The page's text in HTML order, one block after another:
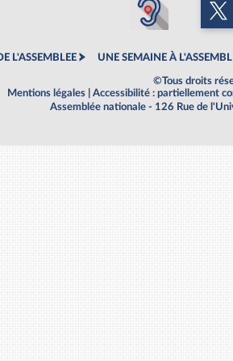
L'ASSEMBLEE UNE SEMAINE À
©Tous droits
Mentions légales
Accessibilité : partiellement
Assemblée nationale - 126 Rue de